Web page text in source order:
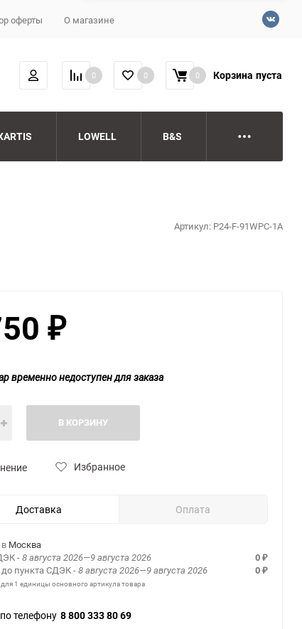
оферты О магазине
0 0 0 Корзина пуста
LOWELL B&S
Артикул: P24-F-91WPC-1A
₽
временно недоступен для заказа
В КОРЗИНУ
Избранное
Доставка Оплата
Москва
- 8 августа 2026—9 августа 2026 0 ₽
пункта СДЭК- 8 августа 2026—9 августа 2026 0 ₽
1 единицы основного артикула товара
телефону 8 800 333 80 69